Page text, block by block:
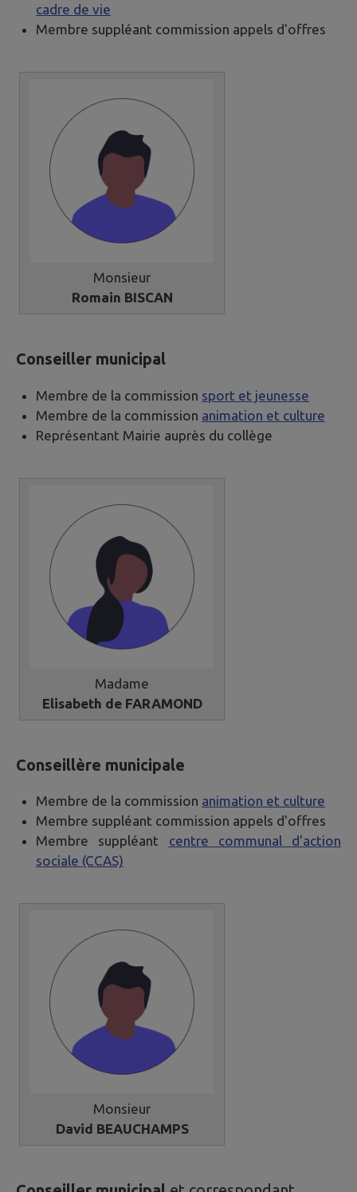
cadre de vie
Membre suppléant commission appels d'offres
Monsieur
Romain BISCAN
Conseiller municipal
Membre de la commission sport et jeunesse
Membre de la commission animation et culture
Représentant Mairie auprès du collège
Madame
Elisabeth de FARAMOND
Conseillère municipale
Membre de la commission animation et culture
Membre suppléant commission appels d'offres
Membre suppléant centre communal d'action
sociale (CCAS)
Monsieur
David BEAUCHAMPS